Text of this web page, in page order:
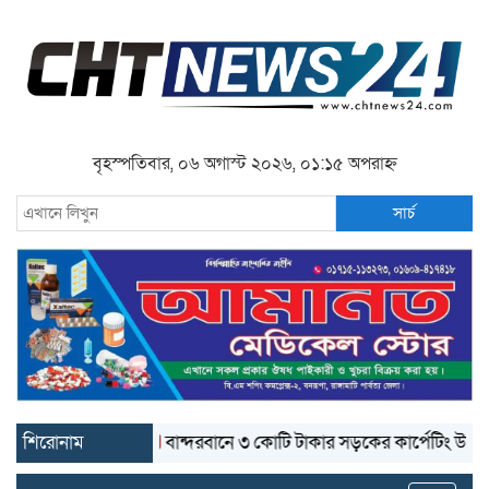
বৃহস্পতিবার, ০৬ অগাস্ট ২০২৬, ০১:১৫ অপরাহ্ন
সার্চ
শিরোনাম বান্দরবানে ৩ কোটি টাকার সড়কের কার্পেটিং উঠে যাচ্ছে